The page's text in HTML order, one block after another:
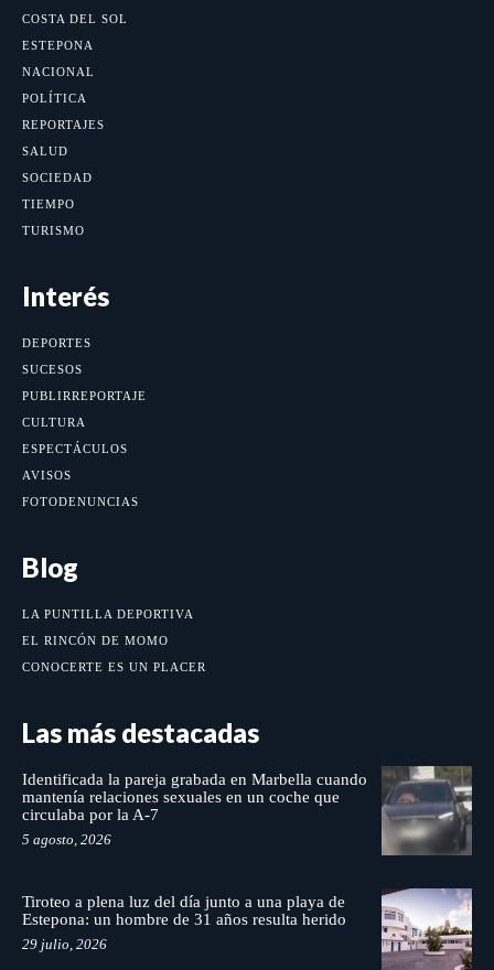
COSTA DEL SOL
ESTEPONA
NACIONAL
POLÍTICA
REPORTAJES
SALUD
SOCIEDAD
TIEMPO
TURISMO
Interés
DEPORTES
SUCESOS
PUBLIRREPORTAJE
CULTURA
ESPECTÁCULOS
AVISOS
FOTODENUNCIAS
Blog
LA PUNTILLA DEPORTIVA
EL RINCÓN DE MOMO
CONOCERTE ES UN PLACER
Las más destacadas
Identificada la pareja grabada en Marbella cuando
mantenía relaciones sexuales en un coche que
circulaba por la A-7
5 agosto, 2026
Tiroteo a plena luz del día junto a una playa de
Estepona: un hombre de 31 años resulta herido
29 julio, 2026